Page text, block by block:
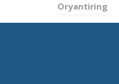
Oryantiring